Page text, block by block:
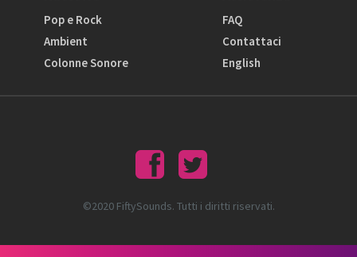
Pop e Rock
Ambient
Colonne Sonore
FAQ
Contattaci
English
©2020 FiftySounds. Tutti i diritti riservati.